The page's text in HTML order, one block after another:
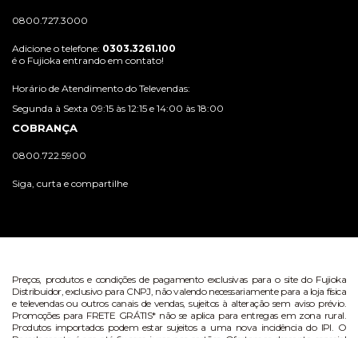
0800.727.3000
Adicione o telefone: 0303.3261.100
é o Fujioka entrando em contato!
Horário de Atendimento do Televendas:
Segunda à Sexta 09:15 às 12:15 e 14:00 às 18:00
COBRANÇA
0800.722.5900
Siga, curta e compartilhe
Preços, produtos e condições de pagamento exclusivas para o site do Fujioka
Distribuidor, exclusivo para CNPJ, não valendo necessariamente para a loja física
e televendas ou outros canais de vendas, sujeitos à alteração sem aviso prévio.
Promoções para FRETE GRÁTIS* não se aplica para entregas em zona rural.
Produtos importados podem estar sujeitos a uma nova incidência do IPI. O